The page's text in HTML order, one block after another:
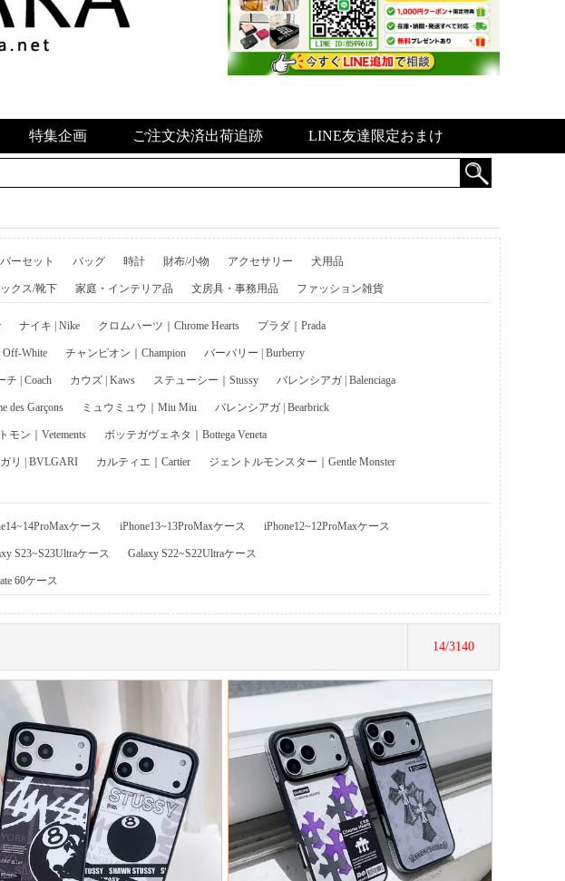
特集企画 ご注文決済出荷追跡 LINE友達限定おまけ
ーセット バッグ 時計 財布/小物 アクセサリー 犬用品
クス/靴下 家庭・インテリア品 文房具・事務用品 ファッション雑貨
ナイキ | Nike クロムハーツ｜Chrome Hearts プラダ｜Prada
White チャンピオン｜Champion バーバリー | Burberry
チ | Coach カウズ | Kaws ステューシー｜Stussy バレンシアガ | Balenciaga
des Garçons ミュウミュウ｜Miu Miu バレンシアガ | Bearbrick
モン｜Vetements ボッテガヴェネタ｜Bottega Veneta
リ | BVLGARI カルティエ｜Cartier ジェントルモンスター｜Gentle Monster
ケース iPhone13~13ProMaxケース iPhone12~12ProMaxケース
S23~S23Ultraケース Galaxy S22~S22Ultraケース
60ケース
14/3140